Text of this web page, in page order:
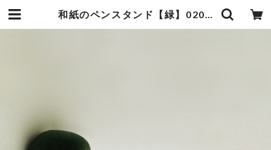
和紙のペンスタンド【緑】020 | 暮らしの中の和紙のかたち